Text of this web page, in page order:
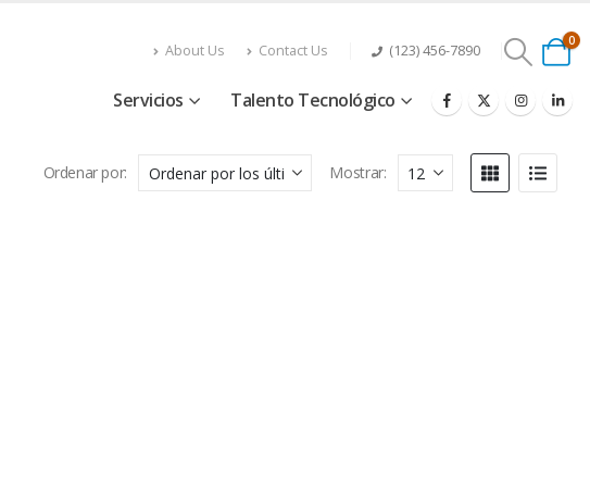
About Us Contact Us (123) 456-7890
0
Servicios Talento Tecnológico
Ordenar por: Mostrar: